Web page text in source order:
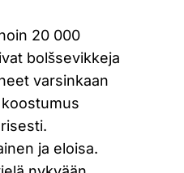
20 000
bolšsevikkeja
varsinkaan
ja eloisa.